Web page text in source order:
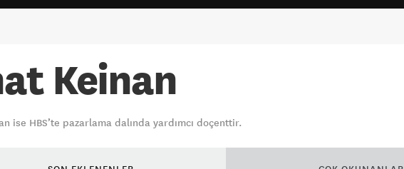
Keinan
ise HBS’te pazarlama dalında yardımcı doçenttir.